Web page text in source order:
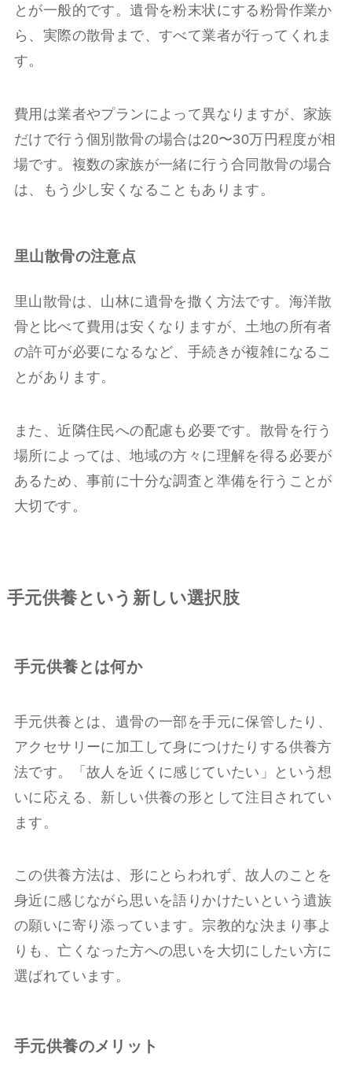
とが一般的です。遺骨を粉末状にする粉骨作業か
ら、実際の散骨まで、すべて業者が行ってくれま
す。
費用は業者やプランによって異なりますが、家族
だけで行う個別散骨の場合は20〜30万円程度が相
場です。複数の家族が一緒に行う合同散骨の場合
は、もう少し安くなることもあります。
里山散骨の注意点
里山散骨は、山林に遺骨を撒く方法です。海洋散
骨と比べて費用は安くなりますが、土地の所有者
の許可が必要になるなど、手続きが複雑になるこ
とがあります。
また、近隣住民への配慮も必要です。散骨を行う
場所によっては、地域の方々に理解を得る必要が
あるため、事前に十分な調査と準備を行うことが
大切です。
手元供養という新しい選択肢
手元供養とは何か
手元供養とは、遺骨の一部を手元に保管したり、
アクセサリーに加工して身につけたりする供養方
法です。「故人を近くに感じていたい」という想
いに応える、新しい供養の形として注目されてい
ます。
この供養方法は、形にとらわれず、故人のことを
身近に感じながら思いを語りかけたいという遺族
の願いに寄り添っています。宗教的な決まり事よ
りも、亡くなった方への思いを大切にしたい方に
選ばれています。
手元供養のメリット